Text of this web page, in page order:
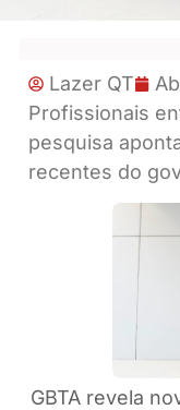
Lazer QT
Profissionais
pesquisa
recentes do
GBTA revela